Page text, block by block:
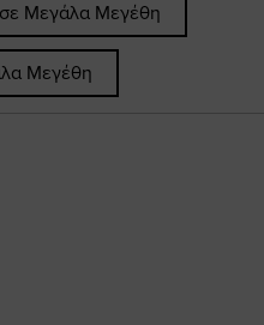
Μεγάλα Μεγέθη
Μεγέθη